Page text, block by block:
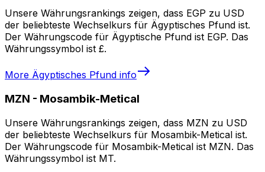
Unsere Währungsrankings zeigen, dass EGP zu USD
der beliebteste Wechselkurs für Ägyptisches Pfund ist.
Der Währungscode für Ägyptische Pfund ist EGP. Das
Währungssymbol ist £.
More Ägyptisches Pfund info
MZN - Mosambik-Metical
Unsere Währungsrankings zeigen, dass MZN zu USD
der beliebteste Wechselkurs für Mosambik-Metical ist.
Der Währungscode für Mosambik-Metical ist MZN. Das
Währungssymbol ist MT.